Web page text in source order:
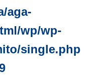
aga-
wp/wp-
single.php